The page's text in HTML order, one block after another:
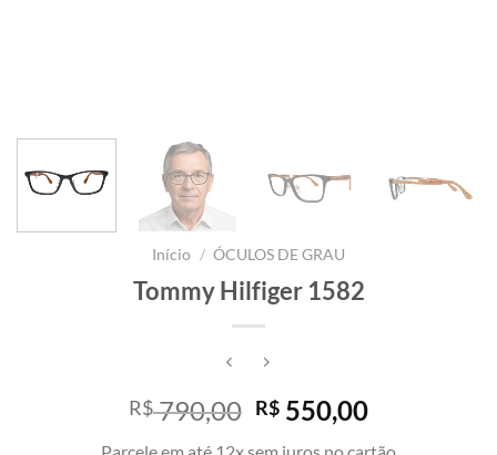
Início / ÓCULOS DE GRAU
Tommy Hilfiger 1582
R$790,00 O
R$ 550,00O